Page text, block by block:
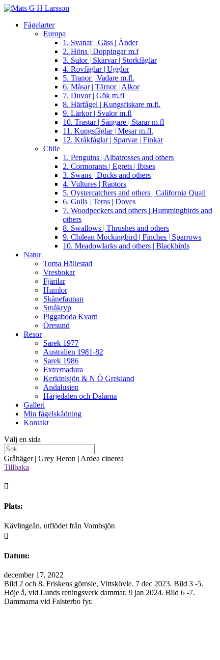
Fågelarter
Europa
1. Svanar | Gäss | Änder
2. Höns | Doppingar m.f
3. Sulor | Skarvar | Storkfåglar
4. Rovfåglar | Ugglor
5. Tranor | Vadare m.fl.
6. Måsar | Tärnor | Alkor
7. Duvor | Gök m.fl
8. Härfågel | Kungsfiskare m.fl.
9. Lärkor | Svalor m.fl
10. Trastar | Sångare | Starar m.fl
11. Kungsfåglar | Mesar m.fl.
12. Kråkfåglar | Sparvar | Finkar
Chile
1. Penguins | Albatrosses and others
2. Cormorants | Egrets | Ibises
3. Swans | Ducks and others
4. Vultures | Raptors
5. Oystercatchers and others | California Quail
6. Gulls | Terns | Doves
7. Woodpeckers and others | Hummingbirds and
others
8. Swallows | Thrushes and others
9. Chilean Mockingbird | Finches | Sparrows
10. Meadowlarks and others | Blackbirds
Natur
Torna Hällestad
Vresbokar
Fjärilar
Humlor
Skånefaunan
Småkryp
Piggaboda Kvarn
Öresund
Resor
Sarek 1977
Australien 1981-82
Sarek 1986
Extremadura
Kerkinisjön & N Ö Grekland
Andalusien
Härjedalen och Dalarna
Galleri
Min fågelskådning
Kontakt
Välj en sida
Gråhäger | Grey Heron | Ardea cinerea
Tillbaka

Plats:
Kävlingeån, utflödet från Vombsjön

Datum:
december 17, 2022
Bild 2 och 8. Friskens gömsle, Vittskövle. 7 dec 2023. Bild 3 -5.
Höje å, vid Lunds reningsverk dammar. 9 jan 2024. Bild 6 -7.
Dammarna vid Falsterbo fyr.